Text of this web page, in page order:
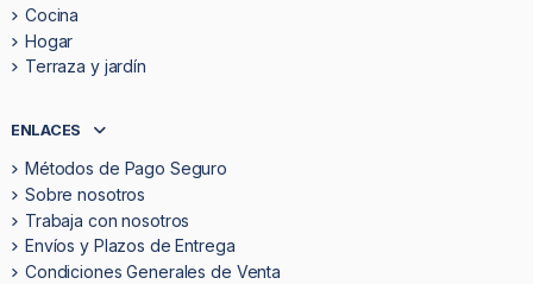
Cocina
Hogar
Terraza y jardín
ENLACES
Métodos de Pago Seguro
Sobre nosotros
Trabaja con nosotros
Envíos y Plazos de Entrega
Condiciones Generales de Venta